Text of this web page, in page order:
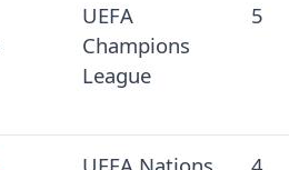
UEFA
Champions
League
5